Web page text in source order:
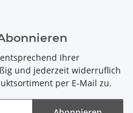
Ihrer
und jederzeit widerruflich
per E-Mail zu.